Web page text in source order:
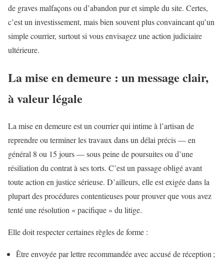
de graves malfaçons ou d’abandon pur et simple du site. Certes,
c’est un investissement, mais bien souvent plus convaincant qu’un
simple courrier, surtout si vous envisagez une action judiciaire
ultérieure.
La mise en demeure : un message clair,
à valeur légale
La mise en demeure est un courrier qui intime à l’artisan de
reprendre ou terminer les travaux dans un délai précis — en
général 8 ou 15 jours — sous peine de poursuites ou d’une
résiliation du contrat à ses torts. C’est un passage obligé avant
toute action en justice sérieuse. D’ailleurs, elle est exigée dans la
plupart des procédures contentieuses pour prouver que vous avez
tenté une résolution « pacifique » du litige.
Elle doit respecter certaines règles de forme :
Être envoyée par lettre recommandée avec accusé de réception ;